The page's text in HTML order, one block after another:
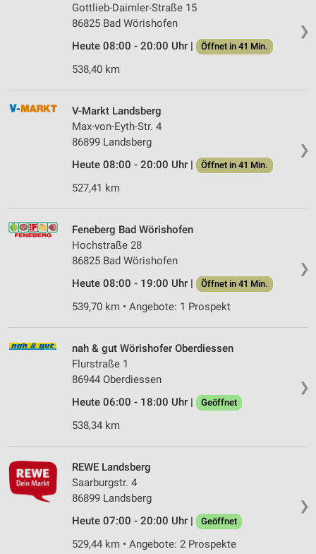
❯
Gottlieb-Daimler-Straße 15
86825 Bad Wörishofen
Heute 08:00 - 20:00 Uhr |
Öffnet in 41 Min.
538,40 km
❯
V-Markt Landsberg
Max-von-Eyth-Str. 4
86899 Landsberg
Heute 08:00 - 20:00 Uhr |
Öffnet in 41 Min.
527,41 km
❯
Feneberg Bad Wörishofen
Hochstraße 28
86825 Bad Wörishofen
Heute 08:00 - 19:00 Uhr |
Öffnet in 41 Min.
539,70 km • Angebote: 1 Prospekt
❯
nah & gut Wörishofer Oberdiessen
Flurstraße 1
86944 Oberdiessen
Heute 06:00 - 18:00 Uhr |
Geöffnet
538,34 km
❯
REWE Landsberg
Saarburgstr. 4
86899 Landsberg
Heute 07:00 - 20:00 Uhr |
Geöffnet
529,44 km • Angebote: 2 Prospekte